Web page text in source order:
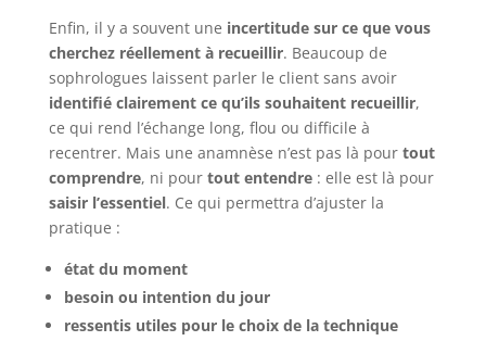
Enfin, il y a souvent une incertitude sur ce que vous
cherchez réellement à recueillir. Beaucoup de
sophrologues laissent parler le client sans avoir
identifié clairement ce qu’ils souhaitent recueillir,
ce qui rend l’échange long, flou ou difficile à
recentrer. Mais une anamnèse n’est pas là pour tout
comprendre, ni pour tout entendre: elle est là pour
saisir l’essentiel. Ce qui permettra d’ajuster la
pratique :
état du moment
besoin ou intention du jour
ressentis utiles pour le choix de la technique